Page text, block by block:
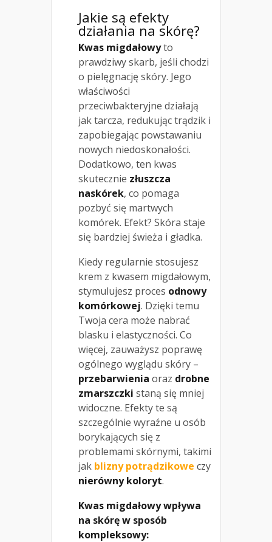
Jakie są efekty
działania na skórę?
Kwas migdałowyto
prawdziwy skarb, jeśli chodzi
o pielęgnację skóry. Jego
właściwości
przeciwbakteryjne działają
jak tarcza, redukując trądzik i
zapobiegając powstawaniu
nowych niedoskonałości.
Dodatkowo, ten kwas
skutecznie złuszcza
naskórek, co pomaga
pozbyć się martwych
komórek. Efekt? Skóra staje
się bardziej świeża i gładka.
Kiedy regularnie stosujesz
krem z kwasem migdałowym,
stymulujesz proces odnowy
komórkowej. Dzięki temu
Twoja cera może nabrać
blasku i elastyczności. Co
więcej, zauważysz poprawę
ogólnego wyglądu skóry –
przebarwienia oraz drobne
zmarszczki staną się mniej
widoczne. Efekty te są
szczególnie wyraźne u osób
borykających się z
problemami skórnymi, takimi
jak blizny potrądzikowe czy
nierówny koloryt.
Kwas migdałowy wpływa
na skórę w sposób
kompleksowy: